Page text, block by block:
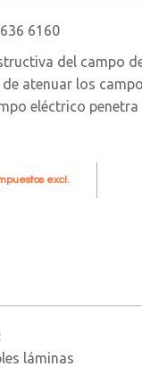
6160
del campo
atenuar los
eléctrico
excl.
láminas